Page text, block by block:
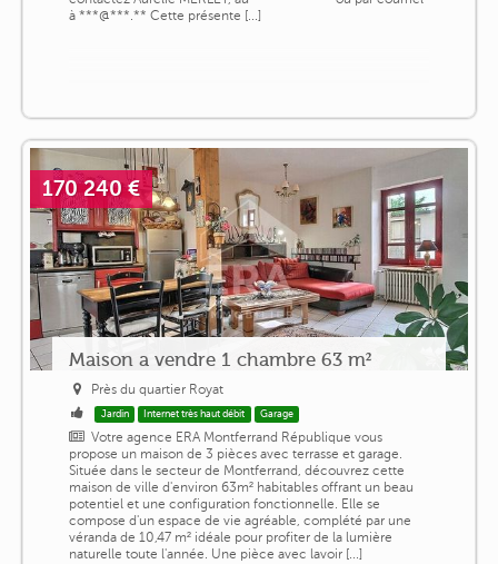
à ***@***.** Cette présente [...]
170 240 €
Maison a vendre 1 chambre 63 m²
Près du quartier Royat
Jardin Internet très haut débit Garage
Votre agence ERA Montferrand République vous
propose un maison de 3 pièces avec terrasse et garage.
Située dans le secteur de Montferrand, découvrez cette
maison de ville d'environ 63m² habitables offrant un beau
potentiel et une configuration fonctionnelle. Elle se
compose d'un espace de vie agréable, complété par une
véranda de 10,47 m² idéale pour profiter de la lumière
naturelle toute l'année. Une pièce avec lavoir [...]